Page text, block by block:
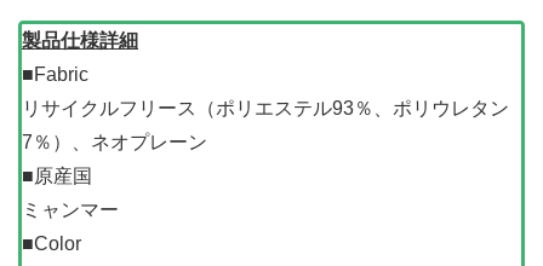
製品仕様詳細
■Fabric
リサイクルフリース（ポリエステル93％、ポリウレタン
7％）、ネオプレーン
■原産国
ミャンマー
■Color